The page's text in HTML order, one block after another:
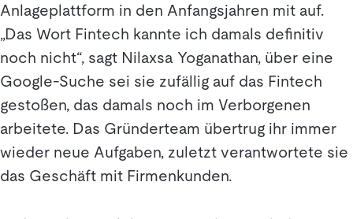
Anlageplattform in den Anfangsjahren mit auf.
„Das Wort Fintech kannte ich damals definitiv
noch nicht“, sagt Nilaxsa Yoganathan, über eine
Google-Suche sei sie zufällig auf das Fintech
gestoßen, das damals noch im Verborgenen
arbeitete. Das Gründerteam übertrug ihr immer
wieder neue Aufgaben, zuletzt verantwortete sie
das Geschäft mit Firmenkunden.